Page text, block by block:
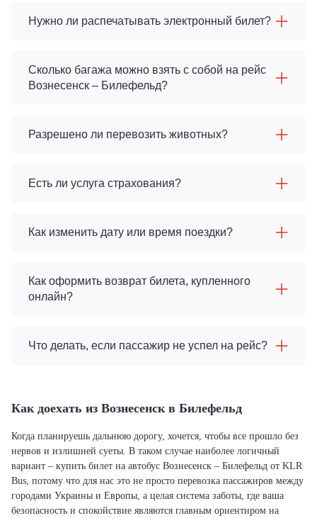
Нужно ли распечатывать электронный билет?
Сколько багажа можно взять с собой на рейс
Вознесенск – Билефельд?
Разрешено ли перевозить животных?
Есть ли услуга страхования?
Как изменить дату или время поездки?
Как оформить возврат билета, купленного
онлайн?
Что делать, если пассажир не успел на рейс?
Как доехать из Вознесенск в Билефельд
Когда планируешь дальнюю дорогу, хочется, чтобы все прошло без
нервов и излишней суеты. В таком случае наиболее логичный
вариант – купить билет на автобус Вознесенск – Билефельд от KLR
Bus, потому что для нас это не просто перевозка пассажиров между
городами Украины и Европы, а целая система заботы, где ваша
безопасность и спокойствие являются главным ориентиром на